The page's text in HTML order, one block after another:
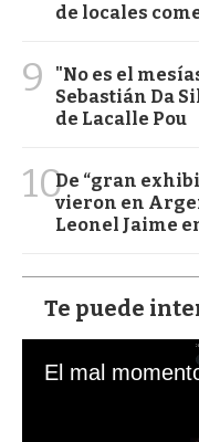
de locales
9
"No es el
Sebastián Da
de Lacalle Pou
10De “gran
vieron en
Leonel Jaime
Te puede